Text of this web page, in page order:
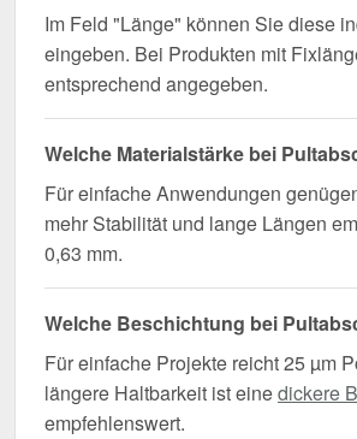
Im Feld "Länge" können Sie diese
eingeben. Bei Produkten mit
entsprechend angegeben.
Welche Materialstärke bei
Für einfache Anwendungen
mehr Stabilität und lange Längen
0,63 mm.
Welche Beschichtung bei
Für einfache Projekte reicht 25 µm
längere Haltbarkeit ist einedickere
empfehlenswert.